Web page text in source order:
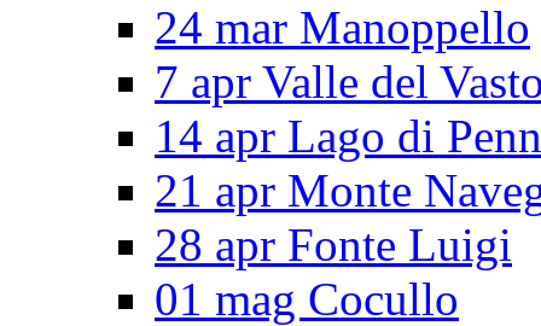
24 mar Manoppello
7 apr Valle del
14 apr Lago di
21 apr Monte
28 apr Fonte Luigi
01 mag Cocullo